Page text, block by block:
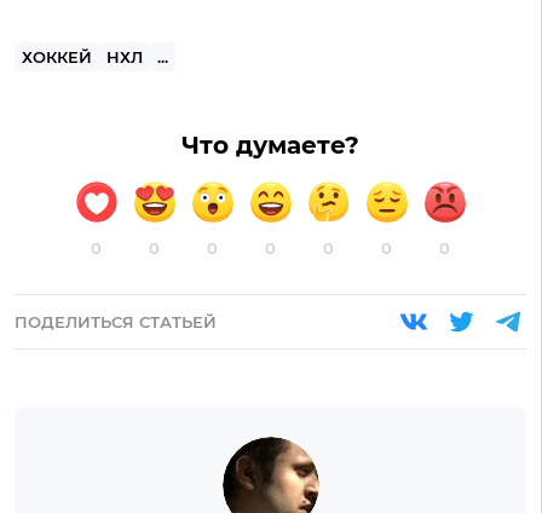
ХОККЕЙ НХЛ ...
Что думаете?
0 0 0 0 0 0 0
ПОДЕЛИТЬСЯ СТАТЬЕЙ